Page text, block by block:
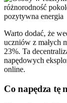
Warto dodać, że
uczniów z małych
23%. Ta
napędowych
online.
Co napędza tę